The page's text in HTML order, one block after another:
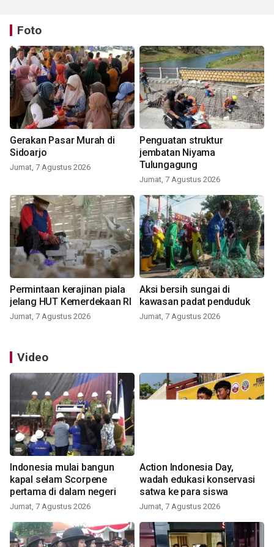
Foto
Gerakan Pasar Murah di
Sidoarjo
Jumat, 7 Agustus 2026
Penguatan struktur
jembatan Niyama
Tulungagung
Jumat, 7 Agustus 2026
Permintaan kerajinan piala
jelang HUT Kemerdekaan RI
Jumat, 7 Agustus 2026
Aksi bersih sungai di
kawasan padat penduduk
Jumat, 7 Agustus 2026
Video
Indonesia mulai bangun
kapal selam Scorpene
pertama di dalam negeri
Jumat, 7 Agustus 2026
Action Indonesia Day,
wadah edukasi konservasi
satwa ke para siswa
Jumat, 7 Agustus 2026